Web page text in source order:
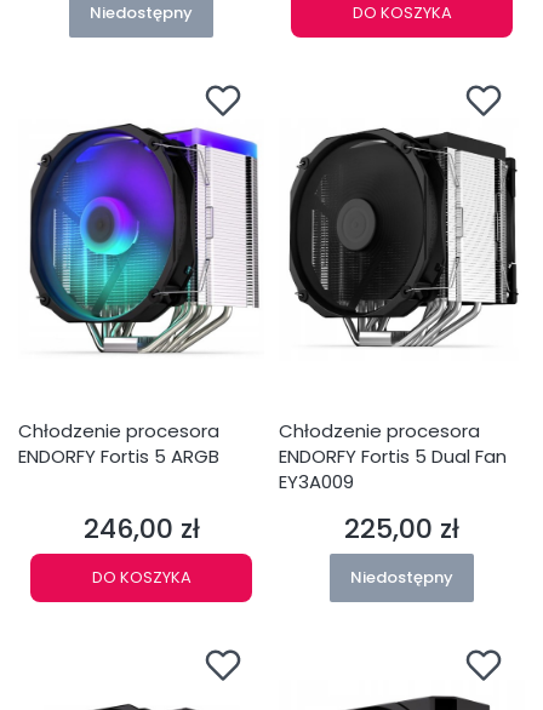
Niedostępny DO KOSZYKA
Chłodzenie procesora
ENDORFY Fortis 5 ARGB
Cena
246,00 zł
DO KOSZYKA
Chłodzenie procesora
ENDORFY Fortis 5 Dual Fan
EY3A009
Cena
225,00 zł
Niedostępny